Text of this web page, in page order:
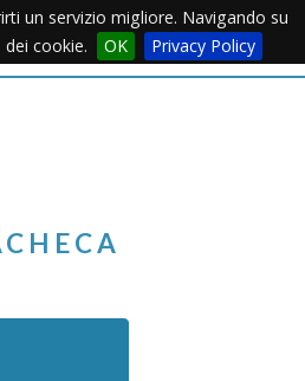
un servizio migliore. Navigando su
cookie.
OK Privacy PolicyMenu